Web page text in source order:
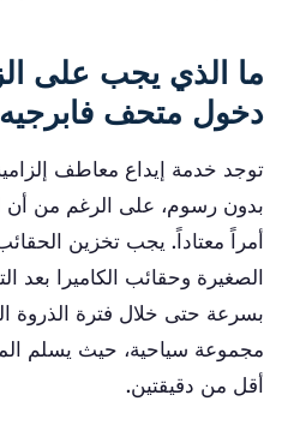
ما الذي يجب على
دخول متحف
توجد خدمة إيداع معاطف
بدون رسوم، على الرغم من أن
أمراً معتاداً. يجب تخزين
الصغيرة وحقائب الكاميرا بعد
بسرعة حتى خلال فترة الذروة
مجموعة سياحية، حيث يسلم
أقل من دقيقتين.